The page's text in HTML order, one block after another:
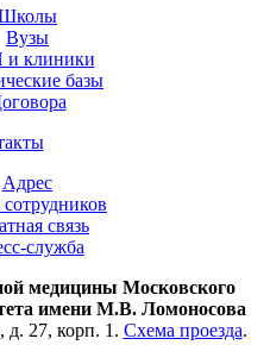
Вузы
клиники
базы
Адрес
связь
служба
медицины Московского
имени М.В. Ломоносова
д. 27, корп. 1. Схема проезда.